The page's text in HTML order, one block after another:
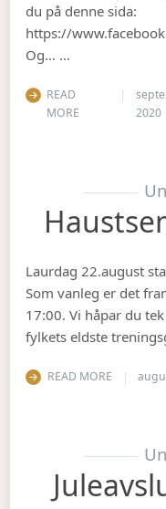
du på denne sida:
https://
Og… …
READ
MORE
2020
Laurdag 22.august
Som vanleg er det
17:00. Vi håpar du
fylkets eldste
READ MORE